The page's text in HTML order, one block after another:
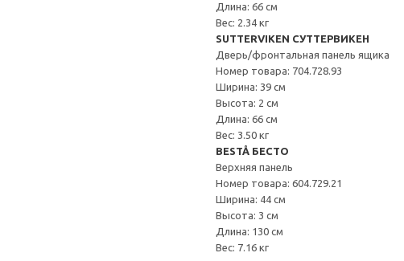
Длина: 66 см
Вес: 2.34 кг
SUTTERVIKEN СУТТЕРВИКЕН
Дверь/фронтальная панель ящика
Номер товара: 704.728.93
Ширина: 39 см
Высота: 2 см
Длина: 66 см
Вес: 3.50 кг
BESTÅ БЕСТО
Верхняя панель
Номер товара: 604.729.21
Ширина: 44 см
Высота: 3 см
Длина: 130 см
Вес: 7.16 кг